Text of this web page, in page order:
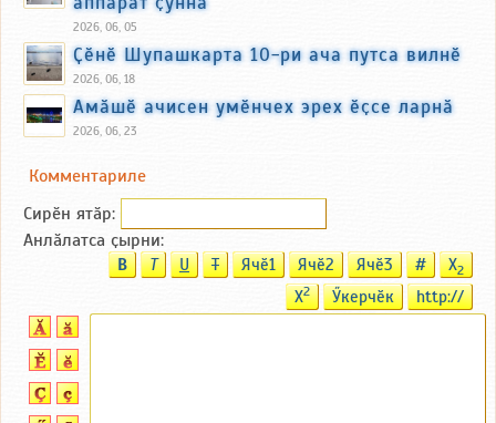
2026, 06, 05
Ҫӗнӗ Шупашкарта 10-ри ача путса вилнӗ
2026, 06, 18
Амӑшӗ ачисен умӗнчех эрех ӗҫсе ларнӑ
2026, 06, 23
Комментариле
Сирӗн ятӑp:
Анлӑлатса ҫырни:
B T U T Ячӗ1 Ячӗ2 Ячӗ3 # X2
X2 Ӳкерчӗк http://